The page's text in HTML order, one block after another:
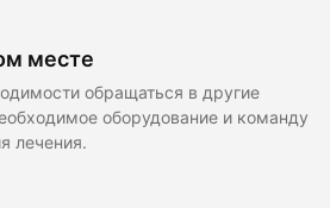
месте
обращаться в другие
оборудование и команду
лечения.